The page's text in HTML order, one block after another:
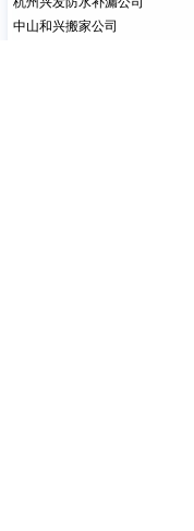
中山和兴搬家公司